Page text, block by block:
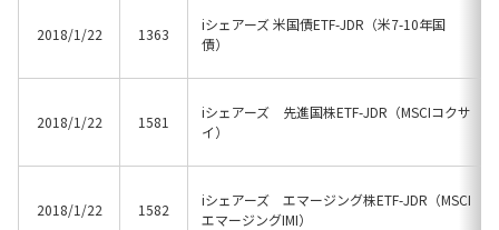
2018/1/22 1363
iシェアーズ 米国債ETF-JDR（米7-10年国
債）
2018/1/22 1581
iシェアーズ 先進国株ETF-JDR（MSCIコクサ
イ）
2018/1/22 1582
iシェアーズ エマージング株ETF-JDR（MSCI
エマージングIMI）